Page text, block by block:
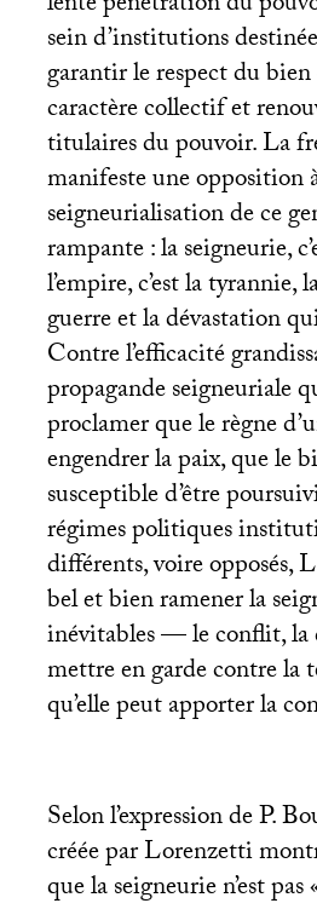
sein d’institutions
garantir le respect du
caractère collectif et
titulaires du pouvoir. La
manifeste une opposition
seigneurialisation de ce
rampante : la seigneurie,
l’empire, c’est la tyrannie,
guerre et la dévastation
Contre l’efficacité
propagande seigneuriale
proclamer que le règne
engendrer la paix, que le
susceptible d’être
régimes politiques
différents, voire opposés,
bel et bien ramener la
inévitables — le conflit,
mettre en garde contre la
qu’elle peut apporter la
Selon l’expression de P.
créée par Lorenzetti
que la seigneurie n’est pas